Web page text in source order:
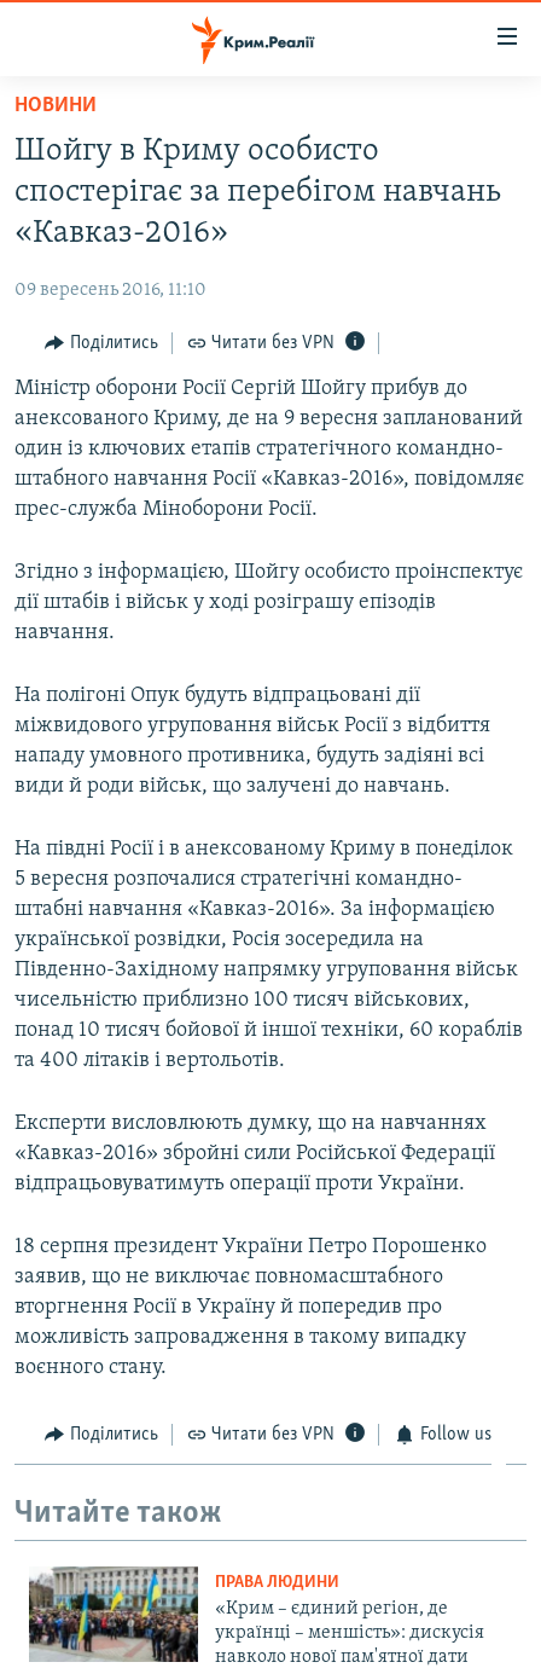
Перейти
основного
матеріалу
Перейти
до
основної
навігації
Перейти
пошуку
ВОДА.КРИМ
ВІДЕО ТА ФОТО
БЛОГИ
ПОГЛЯД
ІНТЕРВ'Ю
СПЕЦПРОЕКТИ
ДЕПОРТАЦІЯ
ВІДЕОУРОКИ «ELIFBE»
СВІДЧЕННЯ ОКУПАЦІЇ
ІНФОГРАФІКА
ЯК ОБІЙТИ БЛОКУВАННЯ
Русский
Qırımtatar
ДОЛУЧАЙСЯ!
НОВИНИ
Шойгу в Криму особисто
спостерігає за перебігом навчань
«Кавказ-2016»
09 вересень 2016, 11:10
Поділитись Читати без VPN
Міністр оборони Росії Сергій Шойгу прибув до
анексованого Криму, де на 9 вересня запланований
один із ключових етапів стратегічного командно-
штабного навчання Росії «Кавказ-2016», повідомляє
прес-служба Міноборони Росії.
Згідно з інформацією, Шойгу особисто проінспектує
дії штабів і військ у ході розіграшу епізодів
навчання.
На полігоні Опук будуть відпрацьовані дії
міжвидового угруповання військ Росії з відбиття
нападу умовного противника, будуть задіяні всі
види й роди військ, що залучені до навчань.
На півдні Росії і в анексованому Криму в понеділок
5 вересня розпочалися стратегічні командно-
штабні навчання «Кавказ-2016». За інформацією
української розвідки, Росія зосередила на
Південно-Західному напрямку угруповання військ
чисельністю приблизно 100 тисяч військових,
понад 10 тисяч бойової й іншої техніки, 60 кораблів
та 400 літаків і вертольотів.
Експерти висловлюють думку, що на навчаннях
«Кавказ-2016» збройні сили Російської Федерації
відпрацьовуватимуть операції проти України.
18 серпня президент України Петро Порошенко
заявив, що не виключає повномасштабного
вторгнення Росії в Україну й попередив про
можливість запровадження в такому випадку
воєнного стану.
Поділитись Читати без VPN Follow us
Читайте також
ПРАВА ЛЮДИНИ
«Крим – єдиний регіон, де
українці – меншість»: дискусія
навколо нової пам'ятної дати